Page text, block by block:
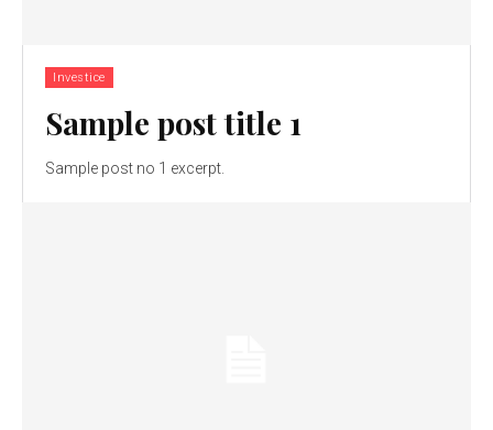
Investice
Sample post title 1
Sample post no 1 excerpt.